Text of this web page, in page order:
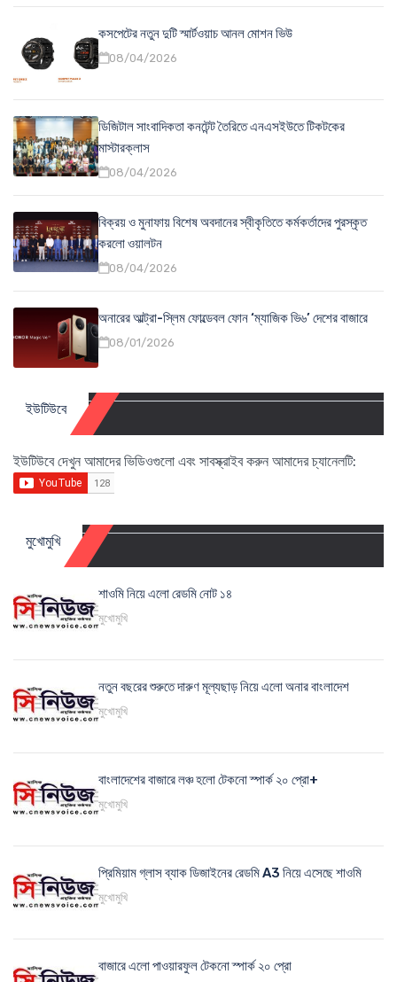
কসপেটের নতুন দুটি স্মার্টওয়াচ আনল মোশন ভিউ
08/04/2026
ডিজিটাল সাংবাদিকতা কনটেন্ট তৈরিতে এনএসইউতে টিকটকের
মাস্টারক্লাস
08/04/2026
বিক্রয় ও মুনাফায় বিশেষ অবদানের স্বীকৃতিতে কর্মকর্তাদের পুরস্কৃত
করলো ওয়ালটন
08/04/2026
অনারের আল্ট্রা-স্লিম ফোল্ডেবল ফোন ‘ম্যাজিক ভি৬’ দেশের বাজারে
08/01/2026
ইউটিউবে
ইউটিউবে দেখুন আমাদের ভিডিওগুলো এবং সাবস্ক্রাইব করুন আমাদের চ্যানেলটি:
মুখোমুখি
শাওমি নিয়ে এলো রেডমি নোট ১৪
মুখোমুখি
নতুন বছরের শুরুতে দারুণ মূল্যছাড় নিয়ে এলো অনার বাংলাদেশ
মুখোমুখি
বাংলাদেশের বাজারে লঞ্চ হলো টেকনো স্পার্ক ২০ প্রো+
মুখোমুখি
প্রিমিয়াম গ্লাস ব্যাক ডিজাইনের রেডমি A3 নিয়ে এসেছে শাওমি
মুখোমুখি
বাজারে এলো পাওয়ারফুল টেকনো স্পার্ক ২০ প্রো